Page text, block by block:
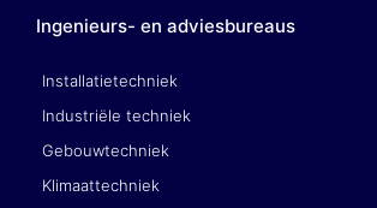
Ingenieurs- en adviesbureaus
Installatietechniek
Industriële techniek
Gebouwtechniek
Klimaattechniek